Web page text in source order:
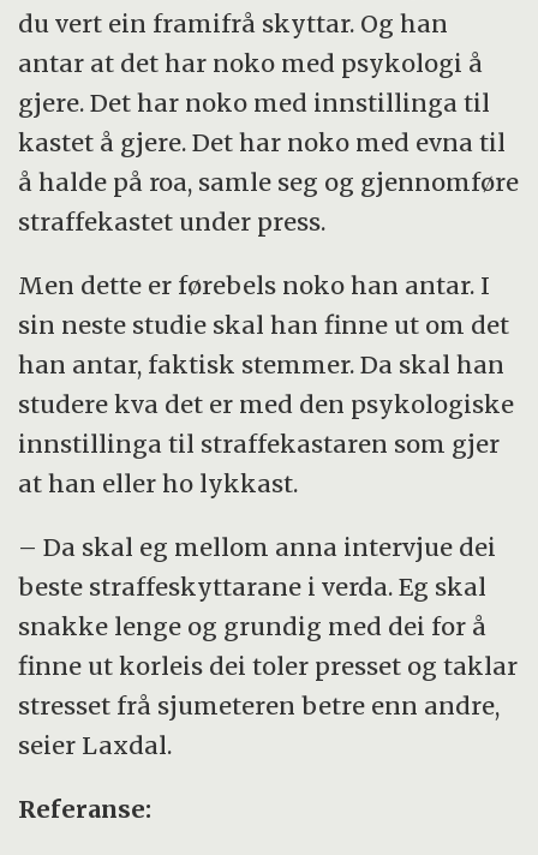
du vert ein framifrå skyttar. Og han
antar at det har noko med psykologi å
gjere. Det har noko med innstillinga til
kastet å gjere. Det har noko med evna til
å halde på roa, samle seg og gjennomføre
straffekastet under press.
Men dette er førebels noko han antar. I
sin neste studie skal han finne ut om det
han antar, faktisk stemmer. Da skal han
studere kva det er med den psykologiske
innstillinga til straffekastaren som gjer
at han eller ho lykkast.
– Da skal eg mellom anna intervjue dei
beste straffeskyttarane i verda. Eg skal
snakke lenge og grundig med dei for å
finne ut korleis dei toler presset og taklar
stresset frå sjumeteren betre enn andre,
seier Laxdal.
Referanse: